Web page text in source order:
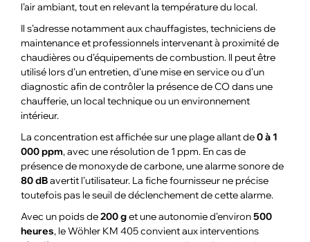
l’air ambiant, tout en relevant la température du local.
Il s’adresse notamment aux chauffagistes, techniciens de
maintenance et professionnels intervenant à proximité de
chaudières ou d’équipements de combustion. Il peut être
utilisé lors d’un entretien, d’une mise en service ou d’un
diagnostic afin de contrôler la présence de CO dans une
chaufferie, un local technique ou un environnement
intérieur.
La concentration est affichée sur une plage allant de0 à 1
000 ppm, avec une résolution de 1 ppm. En cas de
présence de monoxyde de carbone, une alarme sonore de
80 dBavertit l’utilisateur. La fiche fournisseur ne précise
toutefois pas le seuil de déclenchement de cette alarme.
Avec un poids de200 get une autonomie d’environ500
heures, le Wöhler KM 405 convient aux interventions